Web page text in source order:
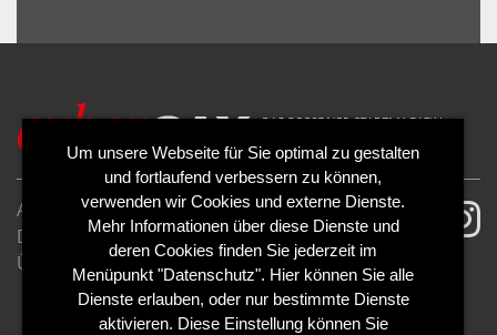
AGB
Impressum
Datenschutzerklärung
Cookies
Über uns
Kontakt
Mediadaten
Abo kündigen
Abo widerrufen
Um unsere Webseite für Sie optimal zu gestalten
und fortlaufend verbessern zu können,
verwenden wir Cookies und externe Dienste.
Mehr Informationen über diese Dienste und
deren Cookies finden Sie jederzeit im
Menüpunkt "Datenschutz". Hier können Sie alle
Dienste erlauben, oder nur bestimmte Dienste
aktivieren. Diese Einstellung können Sie